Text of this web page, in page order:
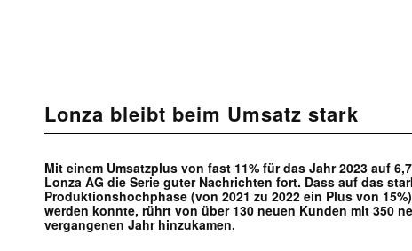
Lonza bleibt beim Umsatz stark
Mit einem Umsatzplus von fast 11% für das Jahr 2023 auf
Lonza AG die Serie guter Nachrichten fort. Dass auf das
Produktionshochphase (von 2021 zu 2022 ein Plus von
werden konnte, rührt von über 130 neuen Kunden mit 350
vergangenen Jahr hinzukamen.